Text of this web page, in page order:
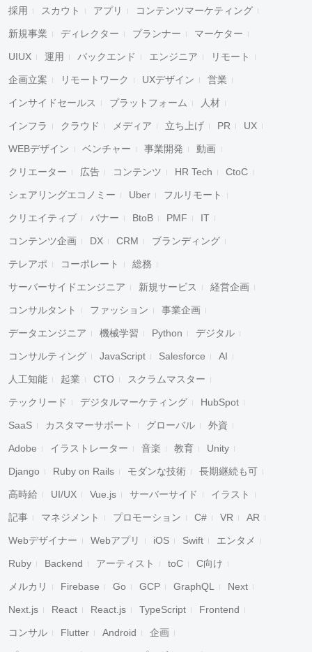
採用 スカウト アプリ コンテンツマーケティング
新規事業 ディレクター プランナー マーケター
UIUX 運用 バックエンド エンジニア リモート
企画立案 リモートワーク UXデザイン 営業
インサイドセールス プラットフォーム 人材
インフラ クラウド メディア 立ち上げ PR UX
WEBデザイン ベンチャー 事業開発 動画
クリエーター 広告 コンテンツ HR Tech CtoC
シェアリングエコノミー Uber フルリモート
クリエイティブ バナー BtoB PMF IT
コンテンツ企画 DX CRM ブランディング
テレアポ コーポレート 総務
サーバーサイドエンジニア 新規サービス 経営企画
コンサルタント ファッション 事業企画
データエンジニア 機械学習 Python デジタル
コンサルティング JavaScript Salesforce AI
人工知能 起業 CTO スクラムマスター
テックリード デジタルマーケティング HubSpot
SaaS カスタマーサポート グローバル 外資
Adobe イラストレーター 音楽 教育 Unity
Django Ruby on Rails モダンな技術 長期継続も可
高時給 UI/UX Vue.js サーバーサイド イラスト
記事 マネジメント プロモーション C# VR AR
Webデザイナー Webアプリ iOS Swift エンタメ
Ruby Backend アーティスト toC C向け
メルカリ Firebase Go GCP GraphQL Next
Next.js React React.js TypeScript Frontend
コンサル Flutter Android 企画